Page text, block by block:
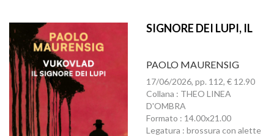
SIGNORE DEI LUPI, IL
PAOLO MAURENSIG
17/06/2026, pp. 112, € 12.90
Collana : THEO LINEA
D'OMBRA
Formato : 14.00x21.00
Legatura : brossura con alette